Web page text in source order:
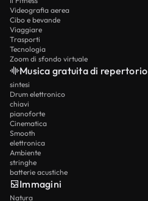
Videografia aerea
Cibo e bevande
Viaggiare
Trasporti
Tecnologia
Zoom di sfondo virtuale
Musica gratuita di repertorio
sintesi
Drum elettronico
chiavi
pianoforte
Cinematica
Smooth
elettronica
Ambiente
stringhe
batterie acustiche
Immagini
Natura